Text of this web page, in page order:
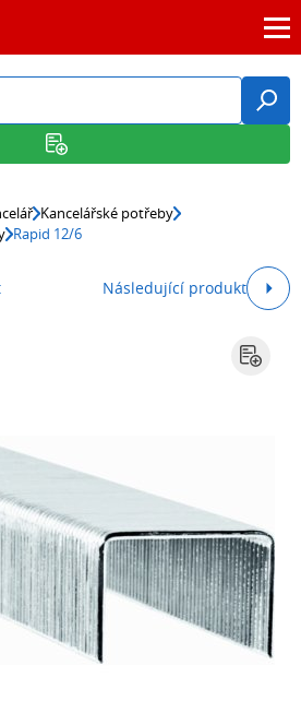
Kancelářské potřeby
Rapid 12/6
Následující produkt